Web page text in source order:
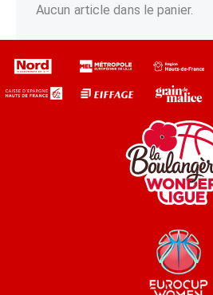
Aucun article dans le panier.